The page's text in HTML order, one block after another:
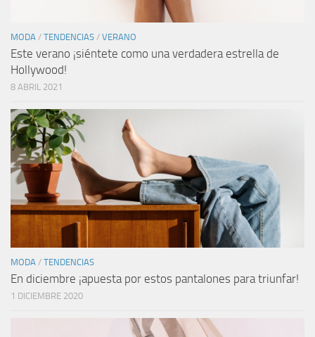
MODA / TENDENCIAS / VERANO
Este verano ¡siéntete como una verdadera estrella de
Hollywood!
8 ABRIL 2021
MODA / TENDENCIAS
En diciembre ¡apuesta por estos pantalones para triunfar!
1 DICIEMBRE 2020